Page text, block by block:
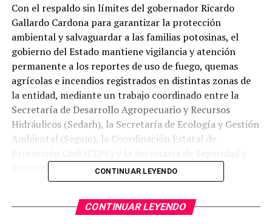
Con el respaldo sin límites del gobernador Ricardo
Gallardo Cardona para garantizar la protección
ambiental y salvaguardar a las familias potosinas, el
gobierno del Estado mantiene vigilancia y atención
permanente a los reportes de uso de fuego, quemas
agrícolas e incendios registrados en distintas zonas de
la entidad, mediante un trabajo coordinado entre la
Secretaría de Desarrollo Agropecuario y Recursos
Hidráulicos (Sedarh), la Secretaría de Ecología y Gestión
Ambiental (Segam), la Coordinación Estatal de
Protección Ciudadana (SSPC).
actualmente se mantienen monitoreos y acciones
CONTINUAR LEYENDO
CONTINUAR LEYENDO